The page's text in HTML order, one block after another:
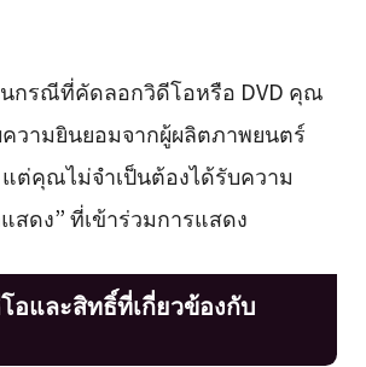
กรณีที่คัดลอกวิดีโอหรือ DVD คุณ
ความยินยอมจากผู้ผลิตภาพยนตร์
ต่คุณไม่จำเป็นต้องได้รับความ
สดง” ที่เข้าร่วมการแสดง
อและสิทธิ์ที่เกี่ยวข้องกับ